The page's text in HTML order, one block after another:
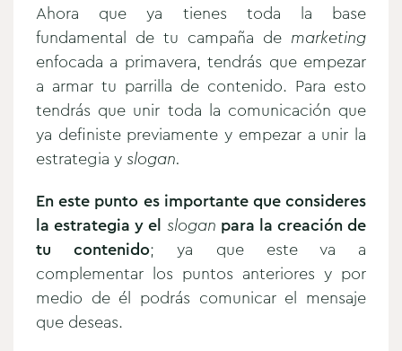
Ahora que ya tienes toda la base
fundamental de tu campaña de marketing
enfocada a primavera, tendrás que empezar
a armar tu parrilla de contenido. Para esto
tendrás que unir toda la comunicación que
ya definiste previamente y empezar a unir la
estrategia yslogan.
En este punto es importante que consideres
la estrategia y el slogan para la creación de
tu contenido; ya que este va a
complementar los puntos anteriores y por
medio de él podrás comunicar el mensaje
que deseas.